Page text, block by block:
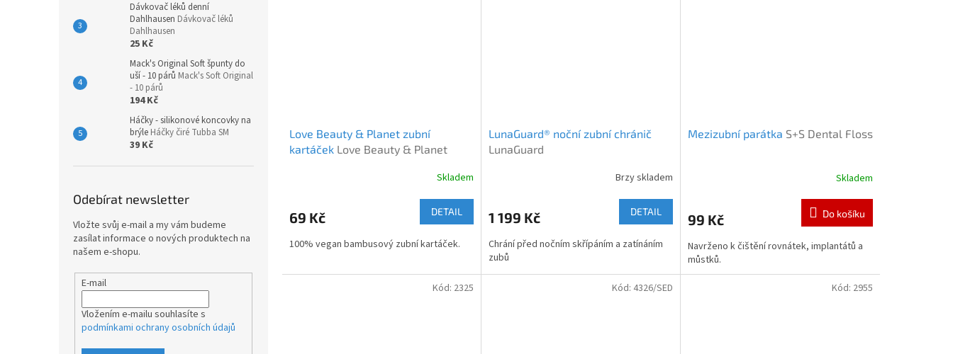
Dávkovač léků denní
Dahlhausen Dávkovač léků
Dahlhausen
25 Kč
Mack's Original Soft špunty do
uší - 10 párů Mack's Soft Original
- 10 párů
194 Kč
Háčky - silikonové koncovky na
brýle Háčky čiré Tubba SM
39 Kč
Odebírat newsletter
Vložte svůj e-mail a my vám budeme
zasílat informace o nových produktech na
našem e-shopu.
E-mail
Vložením e-mailu souhlasíte s
podmínkami ochrany osobních údajů
Love Beauty & Planet zubní
kartáček Love Beauty & Planet
Skladem
69 Kč DETAIL
100% vegan bambusový zubní kartáček.
LunaGuard® noční zubní chránič
LunaGuard
Brzy skladem
1 199 Kč DETAIL
Chrání před nočním skřípáním a zatínáním
zubů
Mezizubní parátka S+S Dental Floss
Skladem
99 Kč Do košíku
Navrženo k čištění rovnátek, implantátů a
můstků.
Kód: 2325 Kód: 4326/SED Kód: 2955